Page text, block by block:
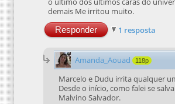
demais Me irritou muito.
Responder 1 resposta
Amanda_Aouad 118p
Marcelo e Dudu irrita qualquer
Desde o início, como falei se
Malvino Salvador.